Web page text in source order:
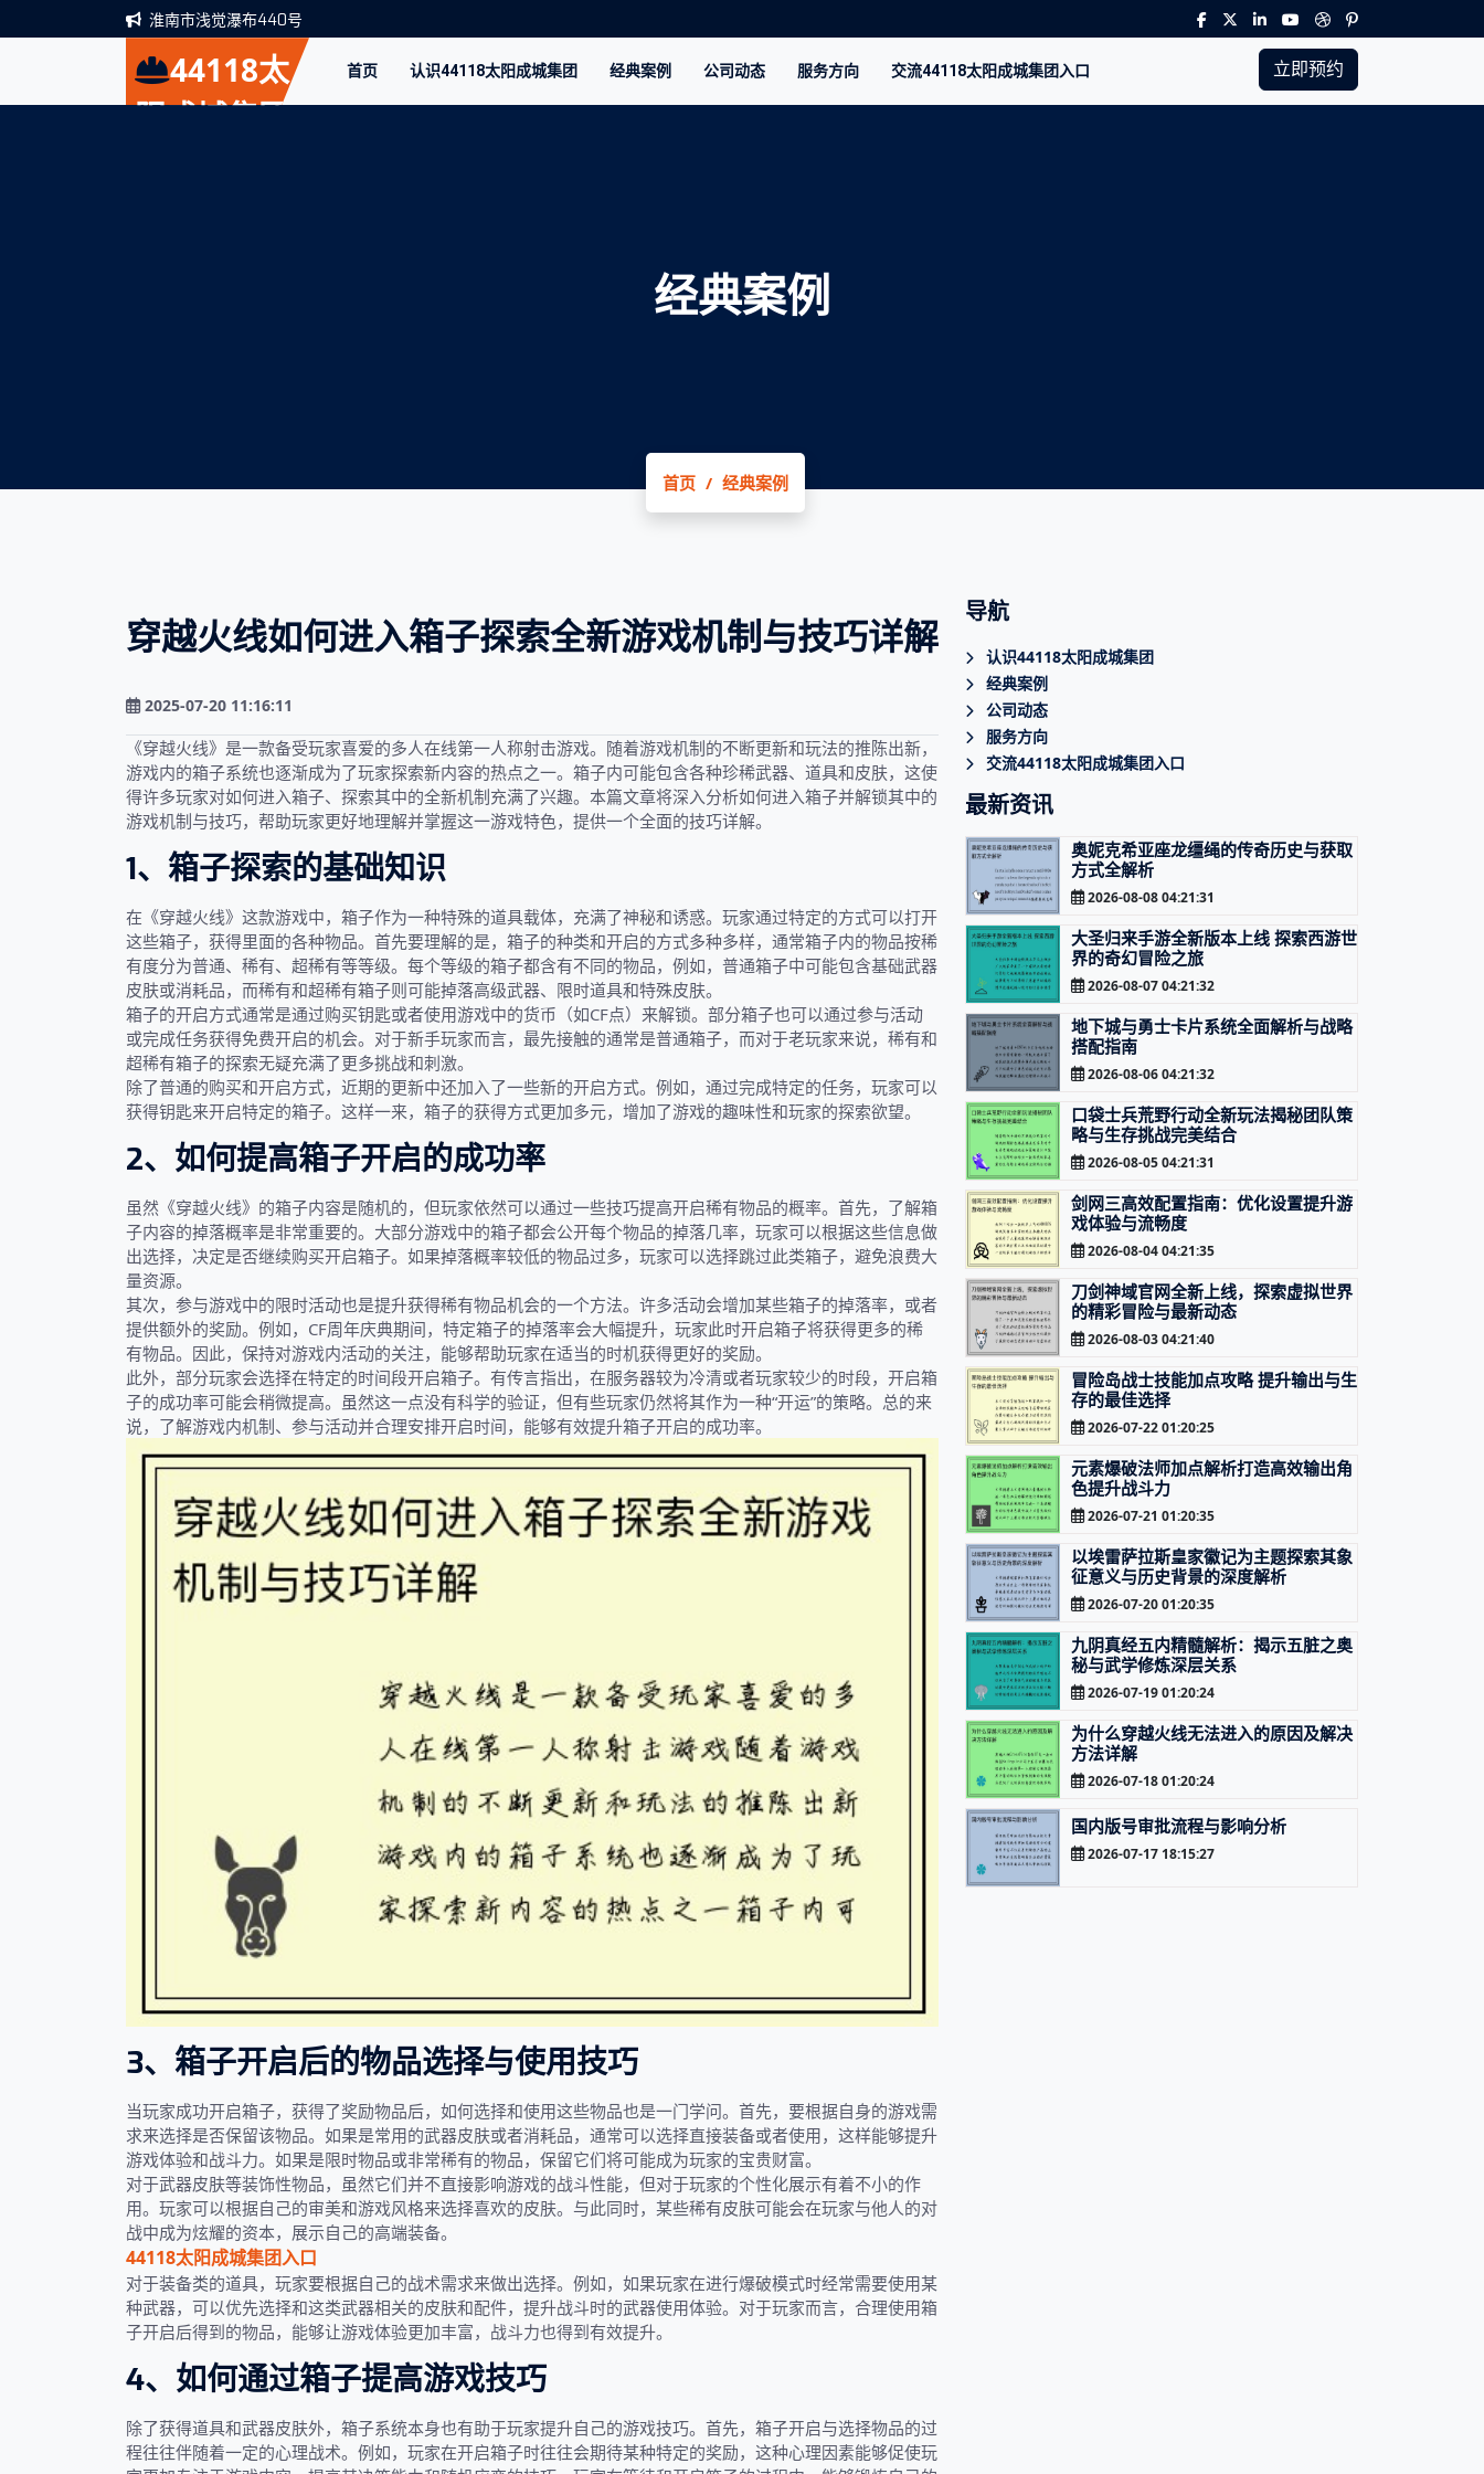
淮南市浅觉瀑布440号
44118太
阳成城集团
首页 认识44118太阳成城集团 经典案例 公司动态 服务方向 交流44118太阳成城集团入口 立即预约
经典案例
首页 经典案例
穿越火线如何进入箱子探索全新游戏机制与技巧详解
2025-07-20 11:16:11
《穿越火线》是一款备受玩家喜爱的多人在线第一人称射击游戏。随着游戏机制的不断更新和玩法的推陈出新，
游戏内的箱子系统也逐渐成为了玩家探索新内容的热点之一。箱子内可能包含各种珍稀武器、道具和皮肤，这使
得许多玩家对如何进入箱子、探索其中的全新机制充满了兴趣。本篇文章将深入分析如何进入箱子并解锁其中的
游戏机制与技巧，帮助玩家更好地理解并掌握这一游戏特色，提供一个全面的技巧详解。
1、箱子探索的基础知识
在《穿越火线》这款游戏中，箱子作为一种特殊的道具载体，充满了神秘和诱惑。玩家通过特定的方式可以打开
这些箱子，获得里面的各种物品。首先要理解的是，箱子的种类和开启的方式多种多样，通常箱子内的物品按稀
有度分为普通、稀有、超稀有等等级。每个等级的箱子都含有不同的物品，例如，普通箱子中可能包含基础武器
皮肤或消耗品，而稀有和超稀有箱子则可能掉落高级武器、限时道具和特殊皮肤。
箱子的开启方式通常是通过购买钥匙或者使用游戏中的货币（如CF点）来解锁。部分箱子也可以通过参与活动
或完成任务获得免费开启的机会。对于新手玩家而言，最先接触的通常是普通箱子，而对于老玩家来说，稀有和
超稀有箱子的探索无疑充满了更多挑战和刺激。
除了普通的购买和开启方式，近期的更新中还加入了一些新的开启方式。例如，通过完成特定的任务，玩家可以
获得钥匙来开启特定的箱子。这样一来，箱子的获得方式更加多元，增加了游戏的趣味性和玩家的探索欲望。
2、如何提高箱子开启的成功率
虽然《穿越火线》的箱子内容是随机的，但玩家依然可以通过一些技巧提高开启稀有物品的概率。首先，了解箱
子内容的掉落概率是非常重要的。大部分游戏中的箱子都会公开每个物品的掉落几率，玩家可以根据这些信息做
出选择，决定是否继续购买开启箱子。如果掉落概率较低的物品过多，玩家可以选择跳过此类箱子，避免浪费大
量资源。
其次，参与游戏中的限时活动也是提升获得稀有物品机会的一个方法。许多活动会增加某些箱子的掉落率，或者
提供额外的奖励。例如，CF周年庆典期间，特定箱子的掉落率会大幅提升，玩家此时开启箱子将获得更多的稀
有物品。因此，保持对游戏内活动的关注，能够帮助玩家在适当的时机获得更好的奖励。
此外，部分玩家会选择在特定的时间段开启箱子。有传言指出，在服务器较为冷清或者玩家较少的时段，开启箱
子的成功率可能会稍微提高。虽然这一点没有科学的验证，但有些玩家仍然将其作为一种“开运”的策略。总的来
说，了解游戏内机制、参与活动并合理安排开启时间，能够有效提升箱子开启的成功率。
3、箱子开启后的物品选择与使用技巧
当玩家成功开启箱子，获得了奖励物品后，如何选择和使用这些物品也是一门学问。首先，要根据自身的游戏需
求来选择是否保留该物品。如果是常用的武器皮肤或者消耗品，通常可以选择直接装备或者使用，这样能够提升
游戏体验和战斗力。如果是限时物品或非常稀有的物品，保留它们将可能成为玩家的宝贵财富。
对于武器皮肤等装饰性物品，虽然它们并不直接影响游戏的战斗性能，但对于玩家的个性化展示有着不小的作
用。玩家可以根据自己的审美和游戏风格来选择喜欢的皮肤。与此同时，某些稀有皮肤可能会在玩家与他人的对
战中成为炫耀的资本，展示自己的高端装备。
44118太阳成城集团入口
对于装备类的道具，玩家要根据自己的战术需求来做出选择。例如，如果玩家在进行爆破模式时经常需要使用某
种武器，可以优先选择和这类武器相关的皮肤和配件，提升战斗时的武器使用体验。对于玩家而言，合理使用箱
子开启后得到的物品，能够让游戏体验更加丰富，战斗力也得到有效提升。
4、如何通过箱子提高游戏技巧
除了获得道具和武器皮肤外，箱子系统本身也有助于玩家提升自己的游戏技巧。首先，箱子开启与选择物品的过
程往往伴随着一定的心理战术。例如，玩家在开启箱子时往往会期待某种特定的奖励，这种心理因素能够促使玩
导航
认识44118太阳成城集团
经典案例
公司动态
服务方向
交流44118太阳成城集团入口
最新资讯
奥妮克希亚座龙缰绳的传奇历史与获取
方式全解析
2026-08-08 04:21:31
大圣归来手游全新版本上线 探索西游世
界的奇幻冒险之旅
2026-08-07 04:21:32
地下城与勇士卡片系统全面解析与战略
搭配指南
2026-08-06 04:21:32
口袋士兵荒野行动全新玩法揭秘团队策
略与生存挑战完美结合
2026-08-05 04:21:31
剑网三高效配置指南：优化设置提升游
戏体验与流畅度
2026-08-04 04:21:35
刀剑神域官网全新上线，探索虚拟世界
的精彩冒险与最新动态
2026-08-03 04:21:40
冒险岛战士技能加点攻略 提升输出与生
存的最佳选择
2026-07-22 01:20:25
元素爆破法师加点解析打造高效输出角
色提升战斗力
2026-07-21 01:20:35
以埃雷萨拉斯皇家徽记为主题探索其象
征意义与历史背景的深度解析
2026-07-20 01:20:35
九阴真经五内精髓解析：揭示五脏之奥
秘与武学修炼深层关系
2026-07-19 01:20:24
为什么穿越火线无法进入的原因及解决
方法详解
2026-07-18 01:20:24
国内版号审批流程与影响分析
2026-07-17 18:15:27